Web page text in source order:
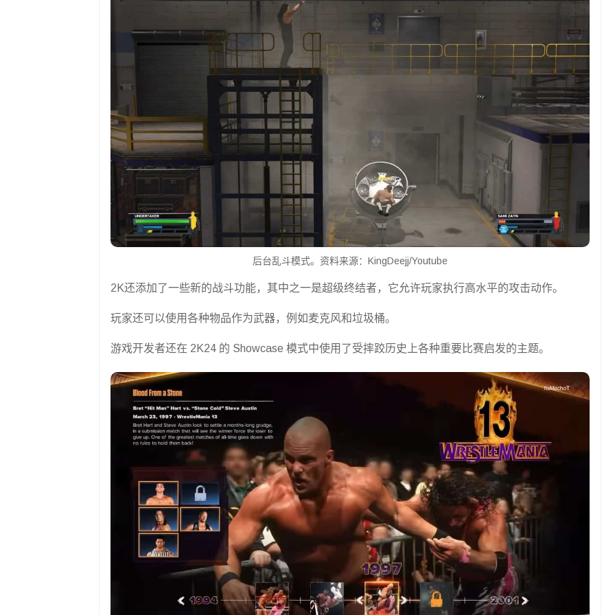
后台乱斗模式。资料来源：KingDeejj/Youtube
2K还添加了一些新的战斗功能，其中之一是超级终结者，它允许玩家执行高水平的攻击动作。
玩家还可以使用各种物品作为武器，例如麦克风和垃圾桶。
游戏开发者还在 2K24 的 Showcase 模式中使用了受摔跤历史上各种重要比赛启发的主题。